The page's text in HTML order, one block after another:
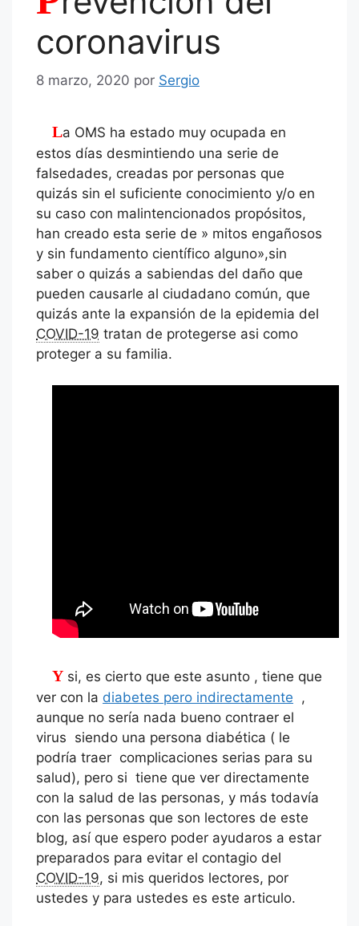
coronavirus
8 marzo, 2020 por Sergio
La OMS ha estado muy ocupada en
estos días desmintiendo una serie de
falsedades, creadas por personas que
quizás sin el suficiente conocimiento y/o en
su caso con malintencionados propósitos,
han creado esta serie de » mitos engañosos
y sin fundamento científico alguno»,sin
saber o quizás a sabiendas del daño que
pueden causarle al ciudadano común, que
quizás ante la expansión de la epidemia del
COVID-19 tratan de protegerse asi como
proteger a su familia.
Y si, es cierto que este asunto , tiene que
ver con la diabetes pero indirectamente ,
aunque no sería nada bueno contraer el
virus siendo una persona diabética ( le
podría traer complicaciones serias para su
salud), pero si tiene que ver directamente
con la salud de las personas, y más todavía
con las personas que son lectores de este
blog, así que espero poder ayudaros a estar
preparados para evitar el contagio del
COVID-19, si mis queridos lectores, por
ustedes y para ustedes es este articulo.